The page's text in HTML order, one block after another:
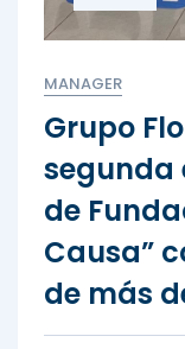
MANAGER
Grupo
segunda
de
Causa”
de más